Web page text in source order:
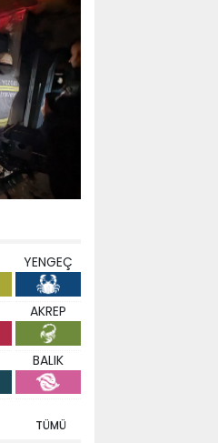
YENGEÇ
AKREP
BALIK
TÜMÜ